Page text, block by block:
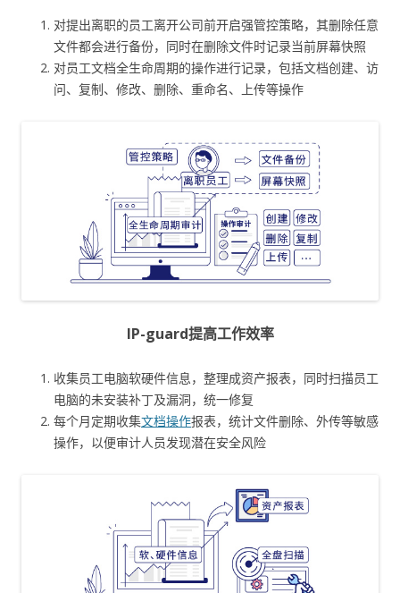
对提出离职的员工离开公司前开启强管控策略，其删除任意
文件都会进行备份，同时在删除文件时记录当前屏幕快照
对员工文档全生命周期的操作进行记录，包括文档创建、访
问、复制、修改、删除、重命名、上传等操作
IP-guard提高工作效率
收集员工电脑软硬件信息，整理成资产报表，同时扫描员工
电脑的未安装补丁及漏洞，统一修复
每个月定期收集文档操作报表，统计文件删除、外传等敏感
操作，以便审计人员发现潜在安全风险